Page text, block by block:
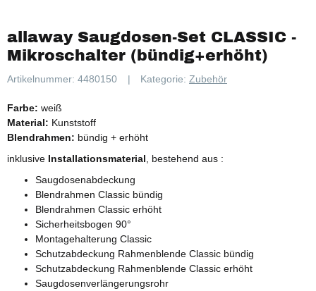
allaway Saugdosen-Set CLASSIC -
Mikroschalter (bündig+erhöht)
Artikelnummer: 4480150 Kategorie: Zubehör
Farbe: weiß
Material: Kunststoff
Blendrahmen: bündig + erhöht
inklusive Installationsmaterial , bestehend aus :
Saugdosenabdeckung
Blendrahmen Classic bündig
Blendrahmen Classic erhöht
Sicherheitsbogen 90°
Montagehalterung Classic
Schutzabdeckung Rahmenblende Classic bündig
Schutzabdeckung Rahmenblende Classic erhöht
Saugdosenverlängerungsrohr